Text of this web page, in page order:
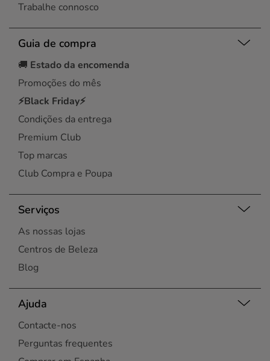
Trabalhe connosco
Guia de compra
🚚 Estado da encomenda
Promoções do mês
⚡Black Friday⚡
Condições da entrega
Premium Club
Top marcas
Club Compra e Poupa
Serviços
As nossas lojas
Centros de Beleza
Blog
Ajuda
Contacte-nos
Perguntas frequentes